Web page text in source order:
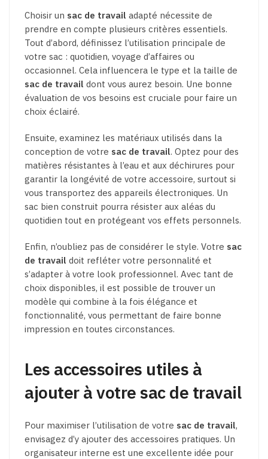
Choisir un sac de travail adapté nécessite de
prendre en compte plusieurs critères essentiels.
Tout d’abord, définissez l’utilisation principale de
votre sac : quotidien, voyage d’affaires ou
occasionnel. Cela influencera le type et la taille de
sac de travail dont vous aurez besoin. Une bonne
évaluation de vos besoins est cruciale pour faire un
choix éclairé.
Ensuite, examinez les matériaux utilisés dans la
conception de votre sac de travail. Optez pour des
matières résistantes à l’eau et aux déchirures pour
garantir la longévité de votre accessoire, surtout si
vous transportez des appareils électroniques. Un
sac bien construit pourra résister aux aléas du
quotidien tout en protégeant vos effets personnels.
Enfin, n’oubliez pas de considérer le style. Votre sac
de travail doit refléter votre personnalité et
s’adapter à votre look professionnel. Avec tant de
choix disponibles, il est possible de trouver un
modèle qui combine à la fois élégance et
fonctionnalité, vous permettant de faire bonne
impression en toutes circonstances.
Les accessoires utiles à
ajouter à votre sac de travail
Pour maximiser l’utilisation de votre sac de travail,
envisagez d’y ajouter des accessoires pratiques. Un
organisateur interne est une excellente idée pour